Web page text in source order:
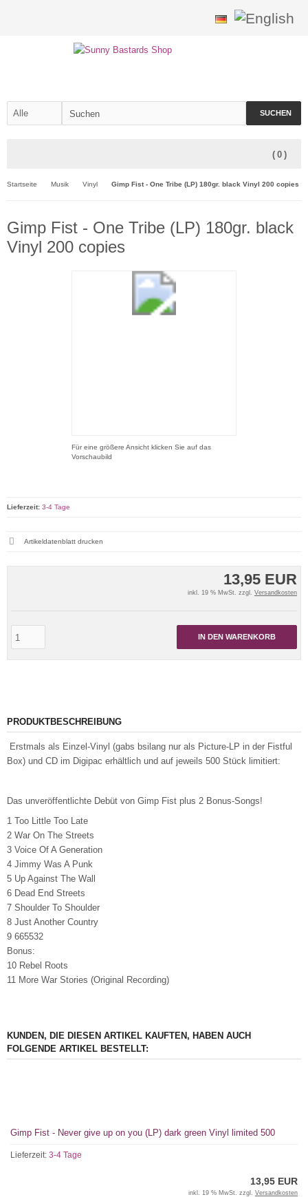
SUCHEN
( 0 )
Startseite Musik Vinyl Gimp Fist - One Tribe (LP) 180gr. black Vinyl 200 copies
Gimp Fist - One Tribe (LP) 180gr. black
Vinyl 200 copies
Für eine größere Ansicht klicken Sie auf das
Vorschaubild
13,95 EUR
inkl. 19 % MwSt. zzgl. Versandkosten
IN DEN WARENKORB
Lieferzeit: 3-4 Tage
Artikeldatenblatt drucken
PRODUKTBESCHREIBUNG
Erstmals als Einzel-Vinyl (gabs bsilang nur als Picture-LP in der Fistful
Box) und CD im Digipac erhältlich und auf jeweils 500 Stück limitiert:
Das unveröffentlichte Debüt von Gimp Fist plus 2 Bonus-Songs!
1 Too Little Too Late
2 War On The Streets
3 Voice Of A Generation
4 Jimmy Was A Punk
5 Up Against The Wall
6 Dead End Streets
7 Shoulder To Shoulder
8 Just Another Country
9 665532
Bonus:
10 Rebel Roots
11 More War Stories (Original Recording)
KUNDEN, DIE DIESEN ARTIKEL KAUFTEN, HABEN AUCH
FOLGENDE ARTIKEL BESTELLT:
Gimp Fist - Never give up on you (LP) dark green Vinyl limited 500
Lieferzeit: 3-4 Tage
13,95 EUR
inkl. 19 % MwSt. zzgl. Versandkosten